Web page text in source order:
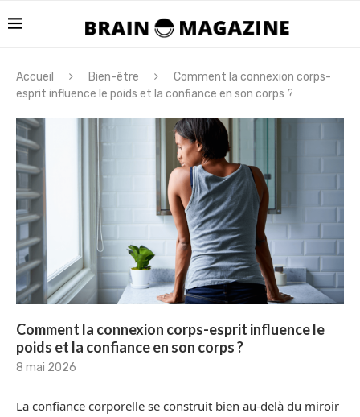
Accueil Bien-être
Comment la connexion corps-
esprit influence le poids et la confiance en son corps ?
Comment la connexion corps-esprit influence le
poids et la confiance en son corps ?
8 mai 2026
La confiance corporelle se construit bien au-delà du miroir